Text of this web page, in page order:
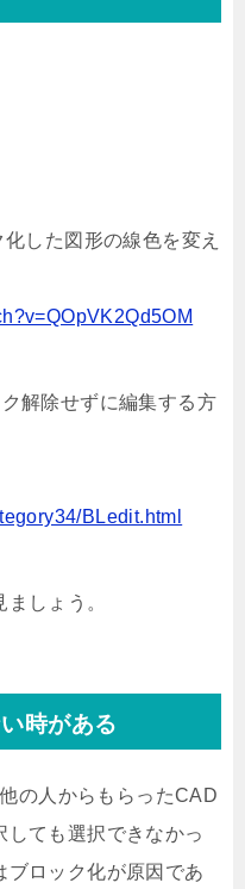
した図形の線色を変え
解除せずに編集する方
BLedit.html
しょう。
時がある
の人からもらったCAD
しても選択できなかっ
ブロック化が原因であ